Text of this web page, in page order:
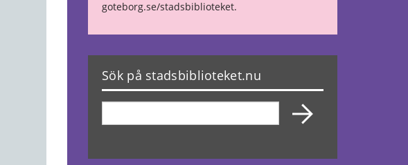
goteborg.se/stadsbiblioteket.
Sök på stadsbiblioteket.nu